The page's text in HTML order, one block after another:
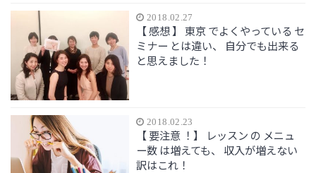
2018.02.27
【 感想 】 東京 でよくやっている セ
ミナー とは違い、 自分でも出来る
と思えました！
2018.02.23
【 要注意 ！】 レッスン の メニュ
ー数 は増えても、 収入が増えない
訳はこれ！